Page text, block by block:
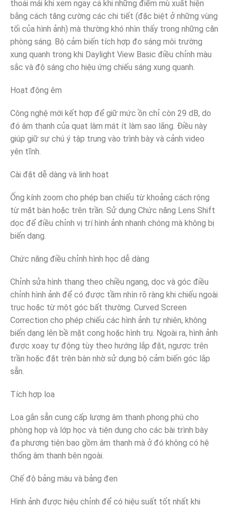
thoải mái khi xem ngay cả khi những điểm mù xuất hiện
bằng cách tăng cường các chi tiết (đặc biệt ở những vùng
tối của hình ảnh) mà thường khó nhìn thấy trong những căn
phòng sáng. Bộ cảm biến tích hợp đo sáng môi trường
xung quanh trong khi Daylight View Basic điều chỉnh màu
sắc và độ sáng cho hiệu ứng chiếu sáng xung quanh.
Hoạt động êm
Công nghệ mới kết hợp để giữ mức ồn chỉ còn 29 dB, do
đó âm thanh của quạt làm mát ít làm sao lãng. Điều này
giúp giữ sự chú ý tập trung vào trình bày và cảnh video
yên tĩnh.
Cài đặt dễ dàng và linh hoạt
Ống kính zoom cho phép bạn chiếu từ khoảng cách rộng
từ mặt bàn hoặc trên trần. Sử dụng Chức năng Lens Shift
dọc để điều chỉnh vị trí hình ảnh nhanh chóng mà không bị
biến dạng.
Chức năng điều chỉnh hình học dễ dàng
Chỉnh sửa hình thang theo chiều ngang, dọc và góc điều
chỉnh hình ảnh để có được tầm nhìn rõ ràng khi chiếu ngoài
trục hoặc từ một góc bất thường. Curved Screen
Correction cho phép chiếu các hình ảnh tự nhiên, không
biến dạng lên bề mặt cong hoặc hình trụ. Ngoài ra, hình ảnh
được xoay tự động tùy theo hướng lắp đặt, ngược trên
trần hoặc đặt trên bàn nhờ sử dụng bộ cảm biến góc lắp
sẵn.
Tích hợp loa
Loa gắn sẵn cung cấp lượng âm thanh phong phú cho
phòng họp và lớp học và tiện dụng cho các bài trình bày
đa phương tiện bao gồm âm thanh mà ở đó không có hệ
thống âm thanh bên ngoài.
Chế độ bảng màu và bảng đen
Hình ảnh được hiệu chỉnh để có hiệu suất tốt nhất khi